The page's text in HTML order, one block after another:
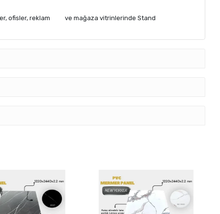
ofisler, reklam ve mağaza vitrinlerinde Stand